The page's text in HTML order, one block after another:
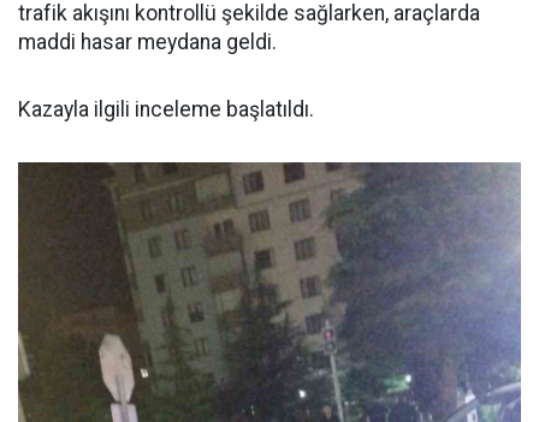
trafik akışını kontrollü şekilde sağlarken, araçlarda
maddi hasar meydana geldi.
Kazayla ilgili inceleme başlatıldı.